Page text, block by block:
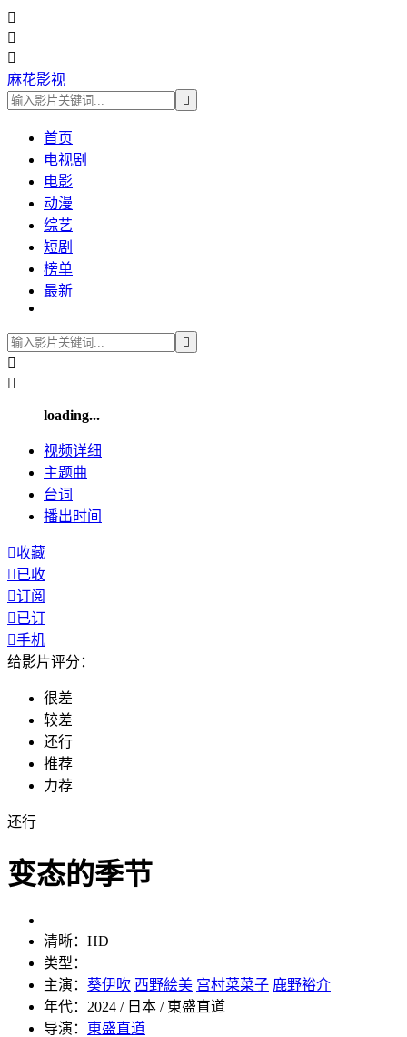



麻花影视

首页
电视剧
电影
动漫
综艺
短剧
榜单
最新



loading...
视频详细
主题曲
台词
播出时间
收藏
已收
订阅
已订
手机
给影片评分：
很差
较差
还行
推荐
力荐
还行
变态的季节
清晰： HD
类型：
主演： 葵伊吹 西野絵美 宫村菜菜子 鹿野裕介
年代： 2024 / 日本 / 東盛直道
导演： 東盛直道